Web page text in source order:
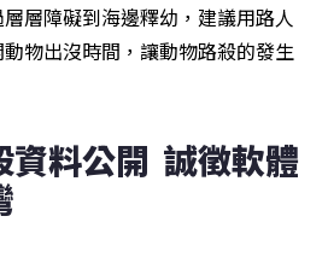
層障礙到海邊釋幼，建議用路人
物出沒時間，讓動物路殺的發生
料公開  誠徵軟體